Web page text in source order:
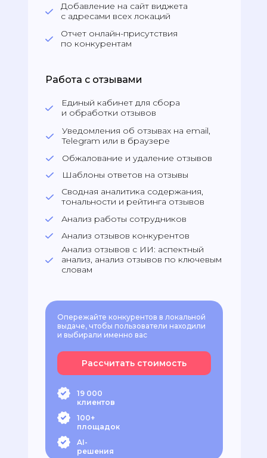
Работа с отзывами
Единый кабинет для сбора
и обработки отзывов
Сводная аналитика содержания,
тональности и рейтинга отзывов
Анализ работы сотрудников
Уведомления об отзывах на email,
Telegram или в браузере
Рассчитать стоимость
Обжалование и удаление отзывов
Шаблоны ответов на отзывы
Опережайте конкурентов в локальной
выдаче, чтобы пользователи находили
и выбирали именно вас
19 000
клиентов
100+
площадок
AI-
решения
Отчет онлайн-присутствия
по конкурентам
Добавление на сайт виджета
с адресами всех локаций
Анализ отзывов конкурентов
Анализ отзывов с ИИ: аспектный
анализ, анализ отзывов по ключевым
словам